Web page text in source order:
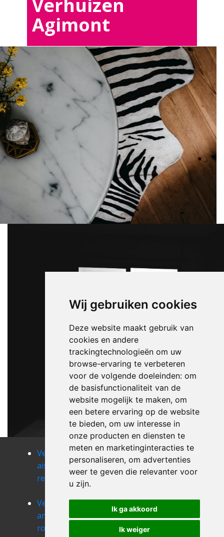
Wij gebruiken cookies
Deze website maakt gebruik van
cookies en andere
trackingtechnologieën om uw
browse-ervaring te verbeteren
voor de volgende doeleinden: om
de basisfunctionaliteit van de
website mogelijk te maken, om
een betere ervaring op de website
te bieden, om uw interesse in
onze producten en diensten te
meten en marketinginteracties te
personaliseren, om advertenties
weer te geven die relevanter voor
u zijn.
Ik ga akkoord
Ik weiger
Verhuizen
Agimont
Verhuizen
aische-en-
refail
Verhuizen
aisemont
Verhuizen
alle
Verhuizen
Verhuizen
Verhuizen
annevoie-
rouillon
Verhuizen
anseremme
Verhuizen
anthee
Verhuizen